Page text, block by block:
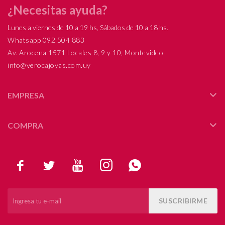
    
SUSCRIBIRME
¿Necesitas ayuda?
Lunes a viernes de 10 a 19 hs, Sábados de 10 a 18 hs.
Whatsapp 092 504 883
Av. Arocena 1571 Locales 8, 9 y 10, Montevideo
info@verocajoyas.com.uy
EMPRESA
COMPRA